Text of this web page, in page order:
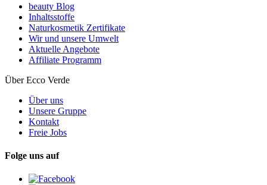
beauty Blog
Inhaltsstoffe
Naturkosmetik Zertifikate
Wir und unsere Umwelt
Aktuelle Angebote
Affiliate Programm
Über Ecco Verde
Über uns
Unsere Gruppe
Kontakt
Freie Jobs
Folge uns auf